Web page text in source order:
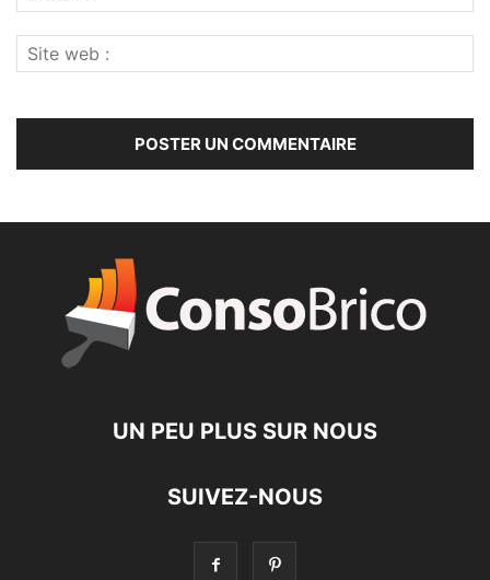
UN PEU PLUS SUR NOUS
SUIVEZ-NOUS